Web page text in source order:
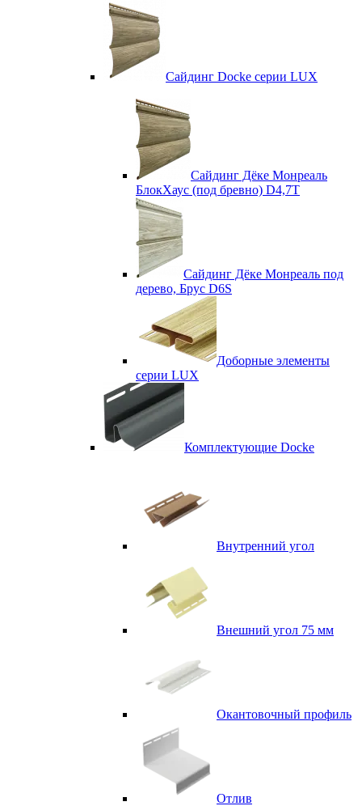
Сайдинг Docke серии LUX
Сайдинг Дёке Монреаль
БлокХаус (под бревно) D4,7T
Сайдинг Дёке Монреаль под
дерево, Брус D6S
Доборные элементы
серии LUX
Комплектующие Docke
Внутренний угол
Внешний угол 75 мм
Окантовочный профиль
Отлив